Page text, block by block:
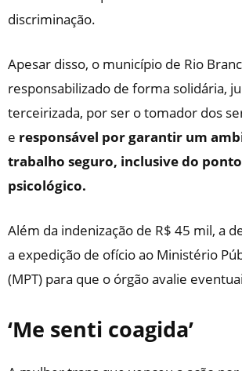
discriminação.
Apesar disso, o município de Rio
responsabilizado de forma solidária,
terceirizada, por ser o tomador dos
e responsável por garantir um
trabalho seguro, inclusive do
psicológico.
Além da indenização de R$ 45 mil, a
a expedição de ofício ao Ministério
(MPT) para que o órgão avalie
‘Me senti coagida’